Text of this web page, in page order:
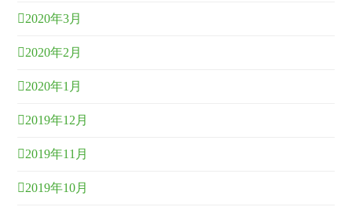
2020年3月
2020年2月
2020年1月
2019年12月
2019年11月
2019年10月